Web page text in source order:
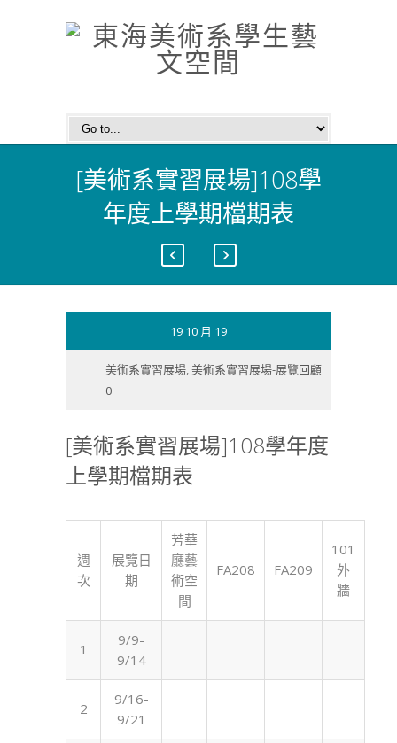
[美術系實習展場]108學
年度上學期檔期表
19 10 月 19
美術系實習展場,美術系實習展場-展覽回顧
0
[美術系實習展場]108學年度
上學期檔期表
週
次
展覽日
期
芳華
廳藝
術空
間
FA208 FA209
101
外
牆
1
9/9-
9/14
2
9/16-
9/21